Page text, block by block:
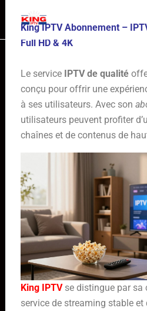
content
King IPTV Abonnement –
Full HD & 4K
Le service IPTV de qualité
conçu pour offrir une
à ses utilisateurs. Avec son
utilisateurs peuvent profiter
chaînes et de contenus de
King IPTV se distingue par
service de streaming stable